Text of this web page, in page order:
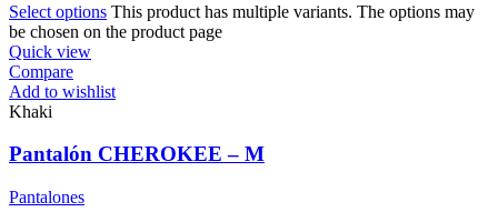
Select options This product has multiple variants. The options may
be chosen on the product page
Quick view
Compare
Add to wishlist
Khaki
Pantalón CHEROKEE – M
Pantalones